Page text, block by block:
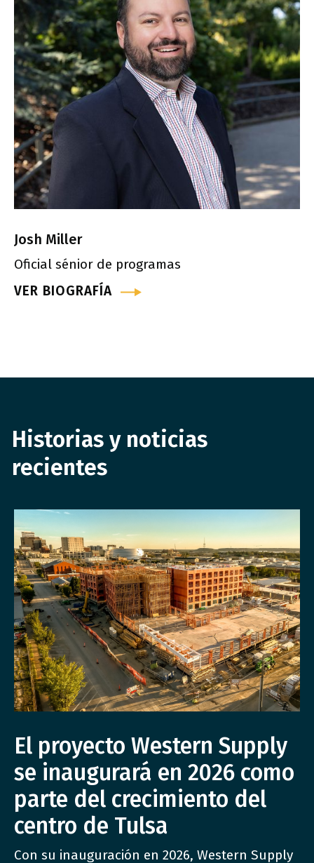
Josh Miller
Oficial sénior de programas
VER BIOGRAFÍA
Historias y noticias
recientes
El proyecto Western Supply
se inaugurará en 2026 como
parte del crecimiento del
centro de Tulsa
Con su inauguración en 2026, Western Supply